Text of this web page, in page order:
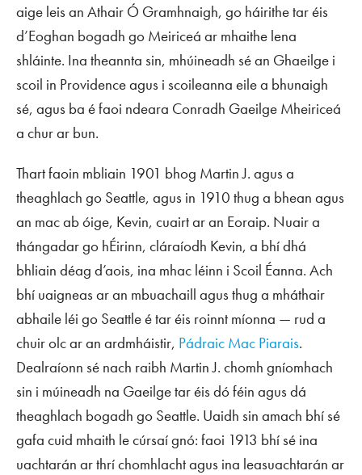
aige leis an Athair Ó Gramhnaigh, go háirithe tar éis
d’Eoghan bogadh go Meiriceá ar mhaithe lena
shláinte. Ina theannta sin, mhúineadh sé an Ghaeilge i
scoil in Providence agus i scoileanna eile a bhunaigh
sé, agus ba é faoi ndeara Conradh Gaeilge Mheiriceá
a chur ar bun.
Thart faoin mbliain 1901 bhog Martin J. agus a
theaghlach go Seattle, agus in 1910 thug a bhean agus
an mac ab óige, Kevin, cuairt ar an Eoraip. Nuair a
thángadar go hÉirinn, cláraíodh Kevin, a bhí dhá
bhliain déag d’aois, ina mhac léinn i Scoil Éanna. Ach
bhí uaigneas ar an mbuachaill agus thug a mháthair
abhaile léi go Seattle é tar éis roinnt míonna — rud a
chuir olc ar an ardmháistir, Pádraic Mac Piarais.
Dealraíonn sé nach raibh Martin J. chomh gníomhach
sin i múineadh na Gaeilge tar éis dó féin agus dá
theaghlach bogadh go Seattle. Uaidh sin amach bhí sé
gafa cuid mhaith le cúrsaí gnó: faoi 1913 bhí sé ina
uachtarán ar thrí chomhlacht agus ina leasuachtarán ar